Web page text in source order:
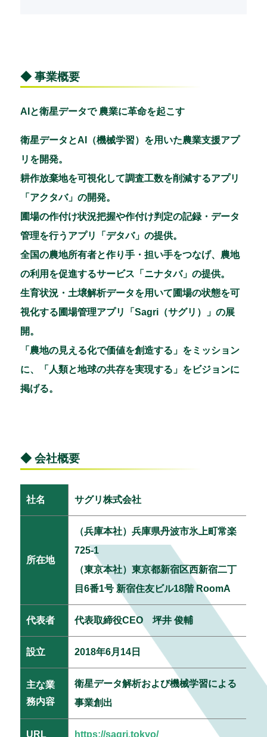
◆ 事業概要
AIと衛星データで 農業に革命を起こす
衛星データとAI（機械学習）を用いた農業支援アプ
リを開発。
耕作放棄地を可視化して調査工数を削減するアプリ
「アクタバ」の開発。
圃場の作付け状況把握や作付け判定の記録・データ
管理を行うアプリ「デタバ」の提供。
全国の農地所有者と作り手・担い手をつなげ、農地
の利用を促進するサービス「ニナタバ」の提供。
生育状況・土壌解析データを用いて圃場の状態を可
視化する圃場管理アプリ「Sagri（サグリ）」の展
開。
「農地の見える化で価値を創造する」をミッション
に、「人類と地球の共存を実現する」をビジョンに
掲げる。
◆ 会社概要
社名 サグリ株式会社
所在地
（兵庫本社）兵庫県丹波市氷上町常楽
725-1
（東京本社）東京都新宿区西新宿二丁
目6番1号 新宿住友ビル18階 RoomA
代表者 代表取締役CEO 坪井 俊輔
設立 2018年6月14日
主な業
務内容
衛星データ解析および機械学習による
事業創出
URL https://sagri.tokyo/